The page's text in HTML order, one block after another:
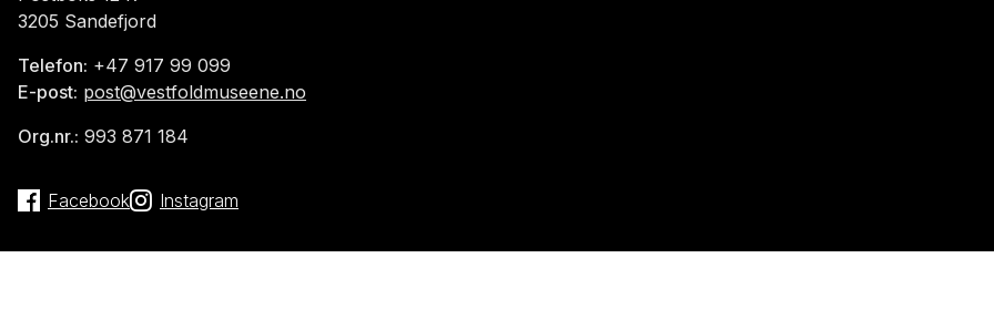
3205 Sandefjord
Telefon: +47 917 99 099
E-post: post@vestfoldmuseene.no
Org.nr.: 993 871 184
Facebook Instagram